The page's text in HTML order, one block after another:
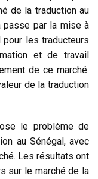
de la traduction au
passe par la mise à
les traducteurs
et de travail
de ce marché.
de la traduction
le problème de
au Sénégal, avec
Les résultats ont
sur le marché de la